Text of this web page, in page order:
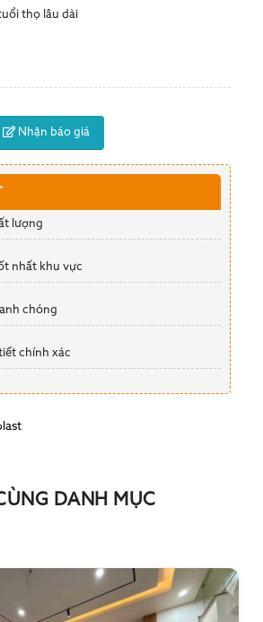
thọ lâu dài
Nhận báo giá
lượng
nhất khu vực
chóng
chính xác
DANH MỤC